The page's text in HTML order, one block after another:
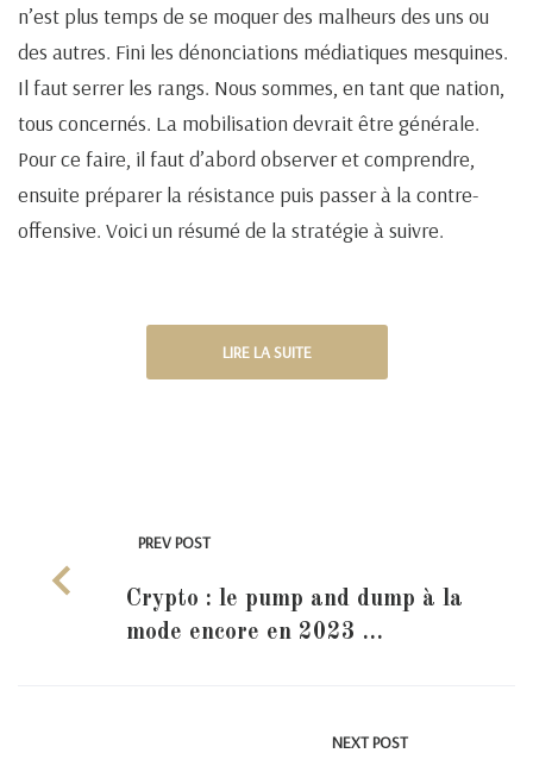
n’est plus temps de se moquer des malheurs des uns ou
des autres. Fini les dénonciations médiatiques mesquines.
Il faut serrer les rangs. Nous sommes, en tant que nation,
tous concernés. La mobilisation devrait être générale.
Pour ce faire, il faut d’abord observer et comprendre,
ensuite préparer la résistance puis passer à la contre-
offensive. Voici un résumé de la stratégie à suivre.
LIRE LA SUITE
PREV POST
Crypto : le pump and dump à la
mode encore en 2023 …
NEXT POST